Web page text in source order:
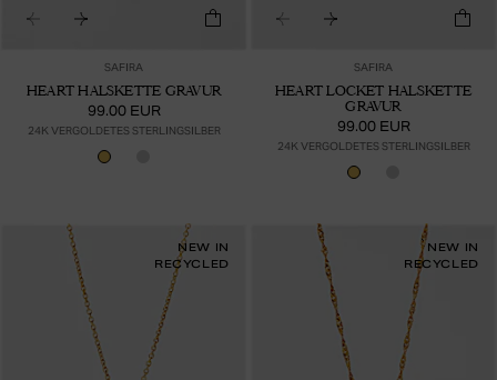
SAFIRA
HEART HALSKETTE GRAVUR
99.00 EUR
24K VERGOLDETES STERLINGSILBER
SAFIRA
HEART LOCKET HALSKETTE
GRAVUR
99.00 EUR
24K VERGOLDETES STERLINGSILBER
NEW IN
RECYCLED
NEW IN
RECYCLED